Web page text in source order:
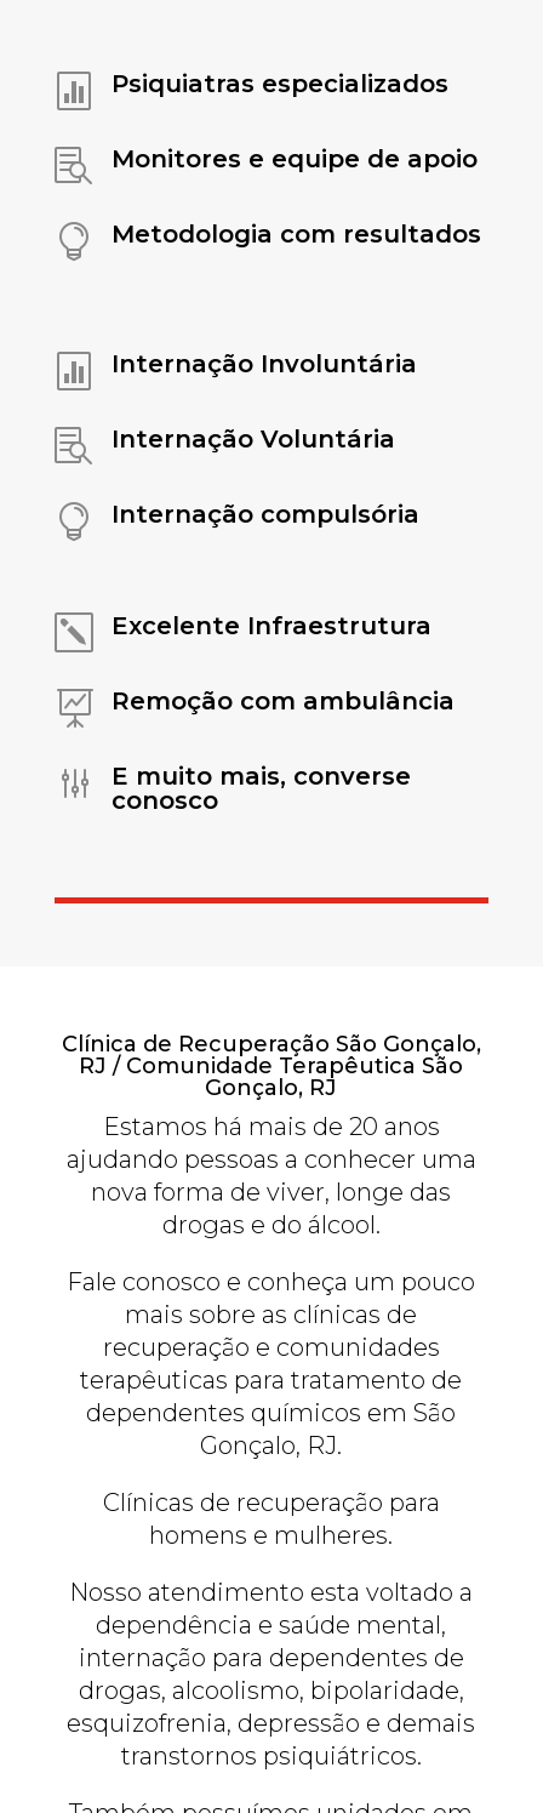
 Psiquiatras especializados
 Monitores e equipe de apoio
 Metodologia com resultados
 Internação Involuntária
 Internação Voluntária
 Internação compulsória
k Excelente Infraestrutura
 Remoção com ambulância
g
E muito mais, converse
conosco
Clínica de Recuperação São Gonçalo,
RJ / Comunidade Terapêutica São
Gonçalo, RJ
Estamos há mais de 20 anos
ajudando pessoas a conhecer uma
nova forma de viver, longe das
drogas e do álcool.
Fale conosco e conheça um pouco
mais sobre as clínicas de
recuperação e comunidades
terapêuticas para tratamento de
dependentes químicos em São
Gonçalo, RJ.
Clínicas de recuperação para
homens e mulheres.
Nosso atendimento esta voltado a
dependência e saúde mental,
internação para dependentes de
drogas, alcoolismo, bipolaridade,
esquizofrenia, depressão e demais
transtornos psiquiátricos.